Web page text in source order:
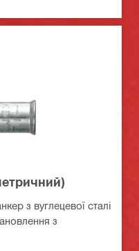
з вуглецевої сталі
з